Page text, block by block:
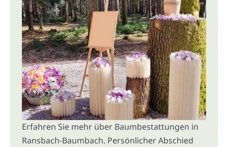
Erfahren Sie mehr über Baumbestattungen in
Ransbach-Baumbach. Persönlicher Abschied